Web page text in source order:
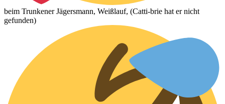
beim Trunkener Jägersmann, Weißlauf, (Catti-brie hat er nicht
gefunden)